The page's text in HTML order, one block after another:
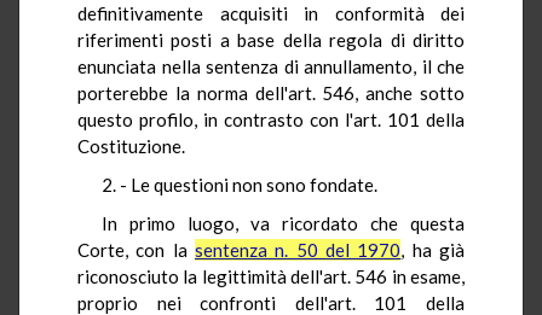
definitivamente acquisiti in conformità dei
riferimenti posti a base della regola di diritto
enunciata nella sentenza di annullamento, il che
porterebbe la norma dell'art. 546, anche sotto
questo profilo, in contrasto con l'art. 101 della
Costituzione.
2. - Le questioni non sono fondate.
In primo luogo, va ricordato che questa
Corte, con la sentenza n. 50 del 1970, ha già
riconosciuto la legittimità dell'art. 546 in esame,
proprio nei confronti dell'art. 101 della